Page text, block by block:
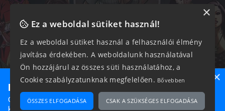
Online felhasználók
208 vendég, 0 tag
Kövess Minket!
2026 © Magyar GTA Közösség
Ne maradj le semmiről!
Csatlakozz most hozzánk, hogy megtudd, milyen egy igazi
közösséghez tartozni!
×
Ez a weboldal sütiket használ!
Ez a weboldal sütiket használ a felhasználói élmény
javítása érdekében. A weboldalunk használatával
Ön hozzájárul az összes süti használatához, a
Cookie szabályzatunknak megfelelően. Bővebben
ÖSSZES ELFOGADÁSA CSAK A SZÜKSÉGES ELFOGADÁSA
×